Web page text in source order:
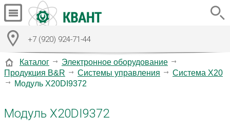
+7 (920) 924-71-44
Каталог
Электронное оборудование
Продукция B&R
Системы управления
Система X20
Модуль X20DI9372
Модуль X20DI9372